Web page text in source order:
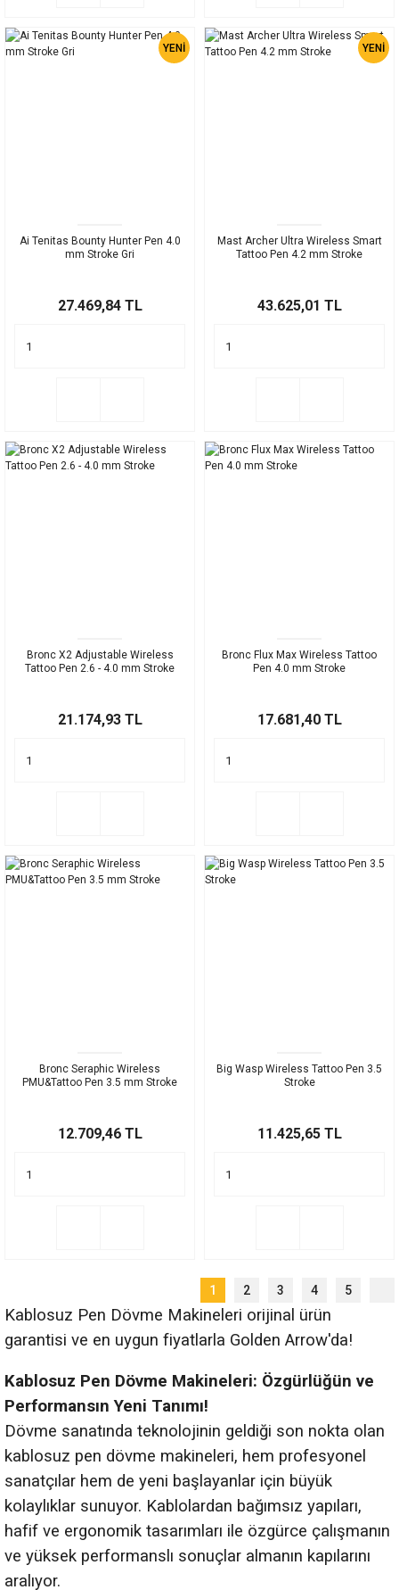
YENİ
Ai Tenitas Bounty Hunter Pen 4.0
mm Stroke Gri
27.469,84 TL
YENİ
Mast Archer Ultra Wireless Smart
Tattoo Pen 4.2 mm Stroke
43.625,01 TL
Bronc X2 Adjustable Wireless
Tattoo Pen 2.6 - 4.0 mm Stroke
21.174,93 TL
Bronc Flux Max Wireless Tattoo
Pen 4.0 mm Stroke
17.681,40 TL
Bronc Seraphic Wireless
PMU&Tattoo Pen 3.5 mm Stroke
12.709,46 TL
Big Wasp Wireless Tattoo Pen 3.5
Stroke
11.425,65 TL
1 2 3 4 5
Kablosuz Pen Dövme Makineleri orijinal ürün
garantisi ve en uygun fiyatlarla Golden Arrow'da!
Kablosuz Pen Dövme Makineleri: Özgürlüğün ve
Performansın Yeni Tanımı!
Dövme sanatında teknolojinin geldiği son nokta olan
kablosuz pen dövme makineleri, hem profesyonel
sanatçılar hem de yeni başlayanlar için büyük
kolaylıklar sunuyor. Kablolardan bağımsız yapıları,
hafif ve ergonomik tasarımları ile özgürce çalışmanın
ve yüksek performanslı sonuçlar almanın kapılarını
aralıyor.